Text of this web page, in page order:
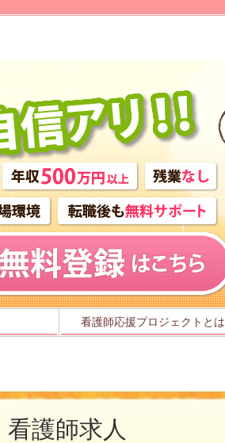
看護師応援プロジェクトとは
看護師求人